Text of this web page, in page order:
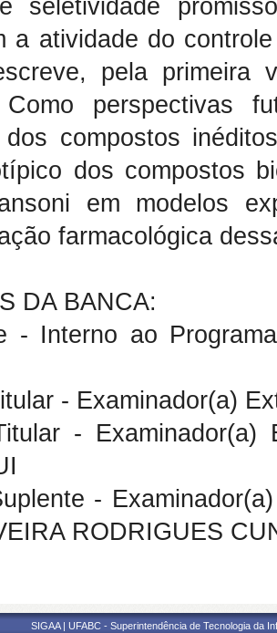
seletividade
a atividade do
pela primeira
Como perspectivas
dos compostos
dos compostos
em modelos
farmacológica
DA BANCA:
- Interno ao
- Examinador(a)
-
-
RODRIGUES
SIGAA | UFABC - Superintendência de Tecnologia da